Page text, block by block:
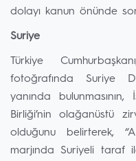
dolayı kanun önünde
Suriye
Türkiye
fotoğrafında Suriye
yanında
Birliği’nin olağanüstü
olduğunu belirterek,
marjında Suriyeli taraf